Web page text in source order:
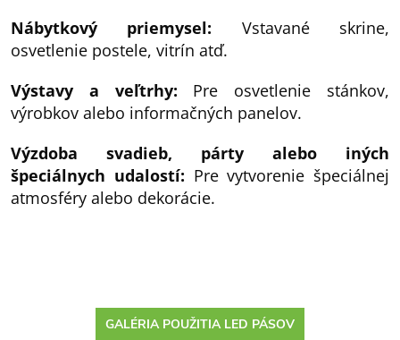
Nábytkový priemysel: Vstavané skrine,
osvetlenie postele, vitrín atď.
Výstavy a veľtrhy: Pre osvetlenie stánkov,
výrobkov alebo informačných panelov.
Výzdoba svadieb, párty alebo iných
špeciálnych udalostí: Pre vytvorenie špeciálnej
atmosféry alebo dekorácie.
GALÉRIA POUŽITIA LED PÁSOV